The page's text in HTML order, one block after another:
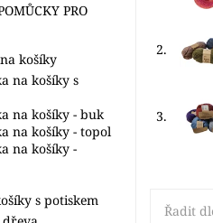
2.
3.
Řadit
PRO
košíky
na košíky s
na košíky - buk
na košíky - topol
na košíky -
s potiskem